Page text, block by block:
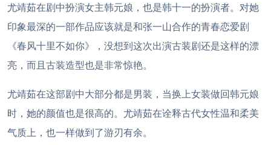
尤靖茹在剧中扮演女主韩元娘，也是韩十一的扮演者。对她
印象最深的一部作品应该就是和张一山合作的青春恋爱剧
《春风十里不如你》，没想到这次出演古装剧还是这样的漂
亮，而且古装造型也是非常惊艳。
尤靖茹在这部剧中大部分都是男装，当换上女装做回韩元娘
时，她的颜值也是很高的。尤靖茹在诠释古代女性温和柔美
气质上，也一样做到了游刃有余。